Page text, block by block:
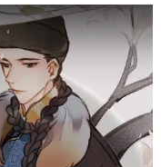
疑。因此，讓自己找
內在需求，建立知、
的決絕，若是全力以
這樣的屈原，才能找
我們都要相信：即
有乘風破浪的勇氣才
渡人生的諸多險境。